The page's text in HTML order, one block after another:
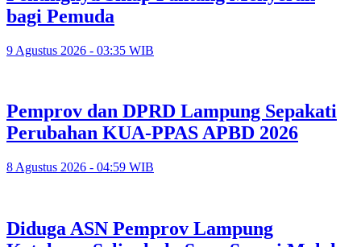
bagi Pemuda
9 Agustus 2026 - 03:35 WIB
Pemprov dan DPRD Lampung Sepakati
Perubahan KUA-PPAS APBD 2026
8 Agustus 2026 - 04:59 WIB
Diduga ASN Pemprov Lampung